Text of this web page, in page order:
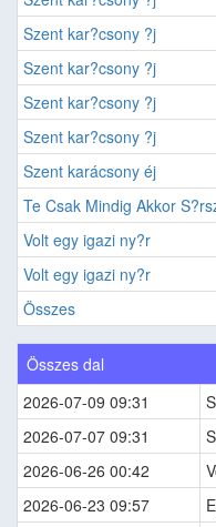
Szent kar?csony ?j
Szent kar?csony ?j
Szent kar?csony ?j
Szent kar?csony ?j
Szent karácsony éj
Te Csak Mindig Akkor
Volt egy igazi ny?r
Volt egy igazi ny?r
Összes
Összes dal
2026-07-09 09:31
2026-07-07 09:31
2026-06-26 00:42
2026-06-23 09:57